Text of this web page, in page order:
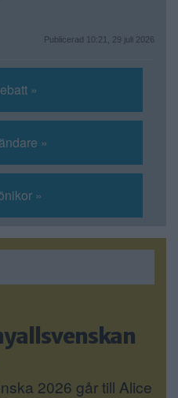
Publicerad 10:21, 29 juli 2026
»
»
»
2026 går till Alice